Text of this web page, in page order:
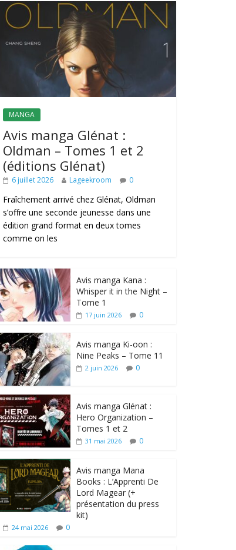
MANGA
Avis manga Glénat :
Oldman – Tomes 1 et 2
(éditions Glénat)
6 juillet 2026 Lageekroom 0
Fraîchement arrivé chez Glénat, Oldman
s’offre une seconde jeunesse dans une
édition grand format en deux tomes
comme on les
Avis manga Kana :
Whisper it in the Night –
Tome 1
17 juin 2026 0
Avis manga Ki-oon :
Nine Peaks – Tome 11
2 juin 2026 0
Avis manga Glénat :
Hero Organization –
Tomes 1 et 2
31 mai 2026 0
Avis manga Mana
Books : L’Apprenti De
Lord Magear (+
présentation du press
kit)
24 mai 2026 0